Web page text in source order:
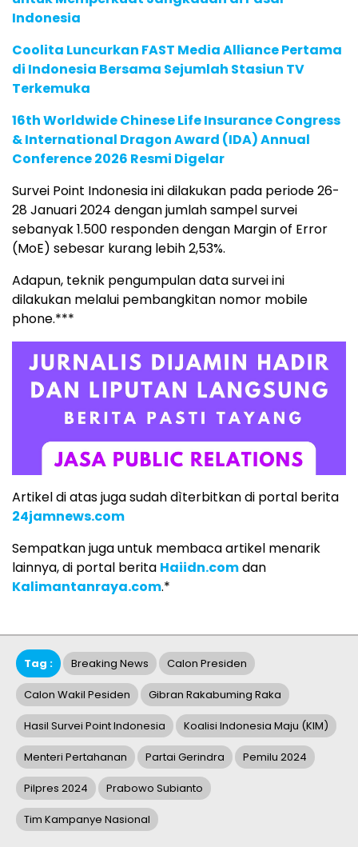
Indonesia
Coolita Luncurkan FAST Media Alliance Pertama
di Indonesia Bersama Sejumlah Stasiun TV
Terkemuka
16th Worldwide Chinese Life Insurance Congress
& International Dragon Award (IDA) Annual
Conference 2026 Resmi Digelar
Survei Point Indonesia ini dilakukan pada periode 26-
28 Januari 2024 dengan jumlah sampel survei
sebanyak 1.500 responden dengan Margin of Error
(MoE) sebesar kurang lebih 2,53%.
Adapun, teknik pengumpulan data survei ini
dilakukan melalui pembangkitan nomor mobile
phone.***
Artikel di atas juga sudah dìterbitkan di portal berita
24jamnews.com
Sempatkan juga untuk membaca artikel menarik
lainnya, di portal berita Haiidn.comdan
Kalimantanraya.com.*
Tag : Breaking News Calon Presiden
Calon Wakil Pesiden Gibran Rakabuming Raka
Hasil Survei Point Indonesia Koalisi Indonesia Maju (KIM)
Menteri Pertahanan Partai Gerindra Pemilu 2024
Pilpres 2024 Prabowo Subianto
Tim Kampanye Nasional